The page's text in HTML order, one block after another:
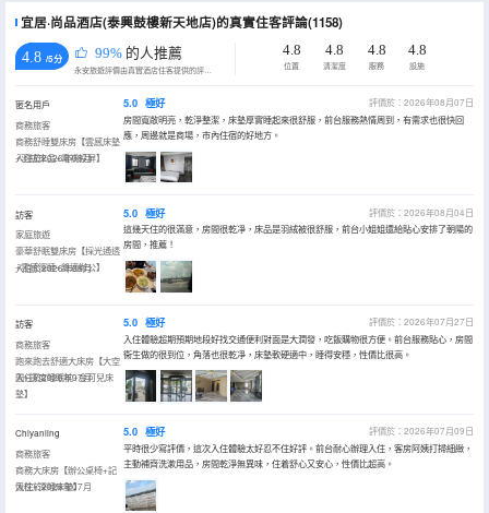
宜居·尚品酒店(泰興鼓樓新天地店)的真實住客評論(1158)
4.8 /5分 99% 的人推薦
永安旅遊評價由真實酒店住客提供的評價。
4.8
位置
4.8
清潔度
4.8
服務
4.8
設施
匿名用戶
商務旅客
商務舒睡雙床房【雲感床墊
+羽絨床品+電視投屏】
入住於2026年08月
5.0 極好
評價於：2026年08月07日
房間寬敞明亮，乾淨整潔，床墊厚實睡起來很舒服，前台服務熱情周到，有需求也很快回
應，周邊就是商場，市內住宿的好地方。
訪客
家庭旅遊
豪華舒眠雙床房【採光通透
+雲感深睡+舒適辦公】
入住於2026年08月
5.0 極好
評價於：2026年08月04日
這幾天住的很滿意，房間很乾凈，床品是羽絨被很舒服，前台小姐姐還給貼心安排了朝陽的
房間，推薦！
訪客
商務旅客
跑來跑去舒適大床房【大空
間+深度睡眠枕+金可兒床
墊】
入住於2026年07月
5.0 極好
評價於：2026年07月27日
入住體驗超期預期地段好找交通便利對面是大潤發，吃飯購物很方便。前台服務貼心，房間
衞生做的很到位，角落也很乾凈，床墊軟硬適中，睡得安穩，性價比很高。
Chiyanling
商務旅客
商務大床房【辦公桌椅+記
憶枕+深睡床墊】
入住於2026年07月
5.0 極好
評價於：2026年07月09日
平時很少寫評價，這次入住體驗太好忍不住好評。前台耐心辦理入住，客房阿姨打掃細緻，
主動補齊洗漱用品，房間乾淨無異味，住着舒心又安心，性價比超高。